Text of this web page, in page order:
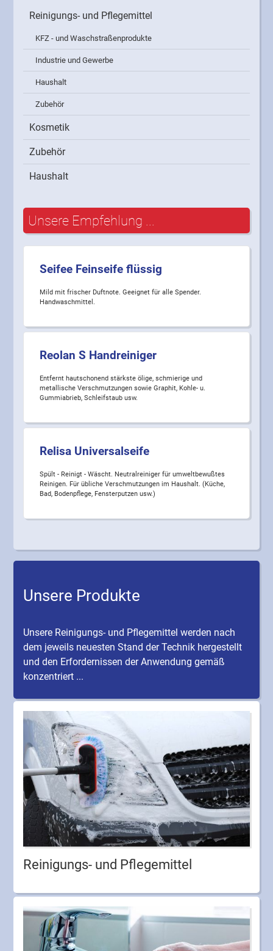
Reinigungs- und Pflegemittel
KFZ - und Waschstraßenprodukte
Industrie und Gewerbe
Haushalt
Zubehör
Kosmetik
Zubehör
Haushalt
Unsere Empfehlung ...
Seifee Feinseife flüssig
Mild mit frischer Duftnote. Geeignet für alle Spender.
Handwaschmittel.
Reolan S Handreiniger
Entfernt hautschonend stärkste ölige, schmierige und
metallische Verschmutzungen sowie Graphit, Kohle- u.
Gummiabrieb, Schleifstaub usw.
Relisa Universalseife
Spült - Reinigt - Wäscht. Neutralreiniger für umweltbewußtes
Reinigen. Für übliche Verschmutzungen im Haushalt. (Küche,
Bad, Bodenpflege, Fensterputzen usw.)
Unsere Produkte
Unsere Reinigungs- und Pflegemittel werden nach
dem jeweils neuesten Stand der Technik hergestellt
und den Erfordernissen der Anwendung gemäß
konzentriert ...
Reinigungs- und Pflegemittel